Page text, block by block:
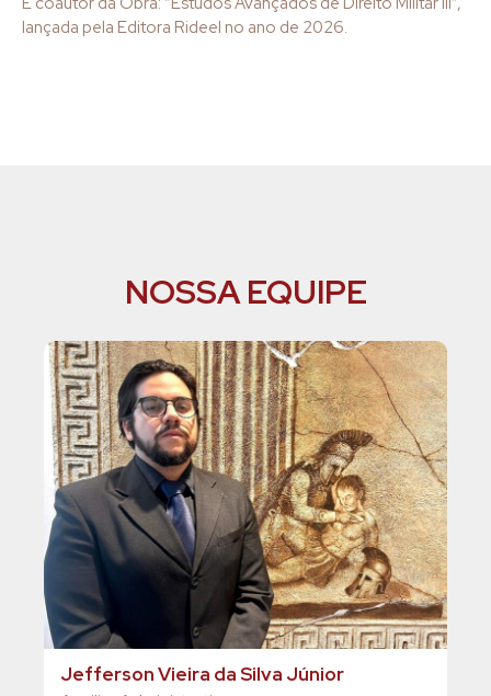
lançada pela Editora Rideel no ano de 2026.
NOSSA EQUIPE
Jefferson Vieira da Silva Júnior